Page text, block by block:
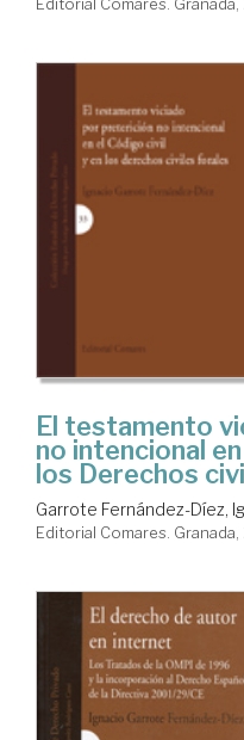
El testamento
no intencional
los Derechos
Garrote Fernández-Díez,
Editorial Comares.